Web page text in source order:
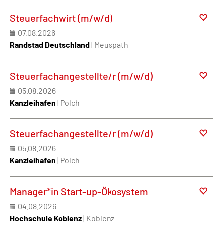
Steuerfachwirt (m/w/d)
07.08.2026
Randstad Deutschland| Meuspath
Steuerfachangestellte/r (m/w/d)
05.08.2026
Kanzleihafen | Polch
Steuerfachangestellte/r (m/w/d)
05.08.2026
Kanzleihafen | Polch
Manager*in Start-up-Ökosystem
04.08.2026
Hochschule Koblenz| Koblenz